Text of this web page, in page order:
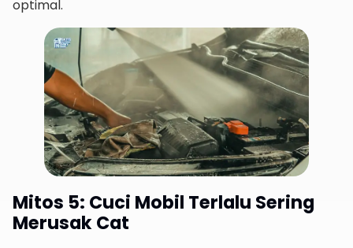
optimal.
Mitos 5: Cuci Mobil Terlalu Sering
Merusak Cat